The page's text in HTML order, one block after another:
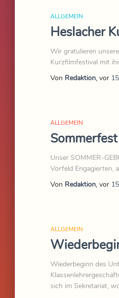
ALLGEMEIN
Heslacher
Wir gratulieren
Kurzfilmfestival mit
Von Redaktion, vor
ALLGEMEIN
Unser SOMMER-
Vorfeld Engagierten,
Von Redaktion, vor
ALLGEMEIN
Wiederbeginn des
sich im Sekretariat,